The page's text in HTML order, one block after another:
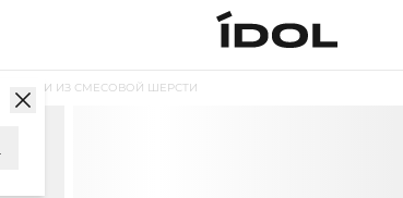
БРЮКИ ИЗ СМЕСОВОЙ ШЕРСТИ